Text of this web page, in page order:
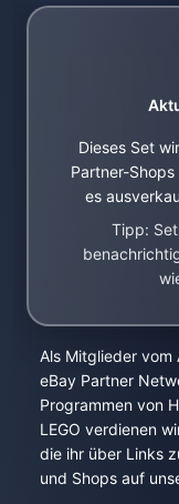
Dieses Set
Partner-
es
Tipp:
Als Mitglieder vom
eBay Partner
Programmen von
LEGO verdienen
die ihr über Links
und Shops auf